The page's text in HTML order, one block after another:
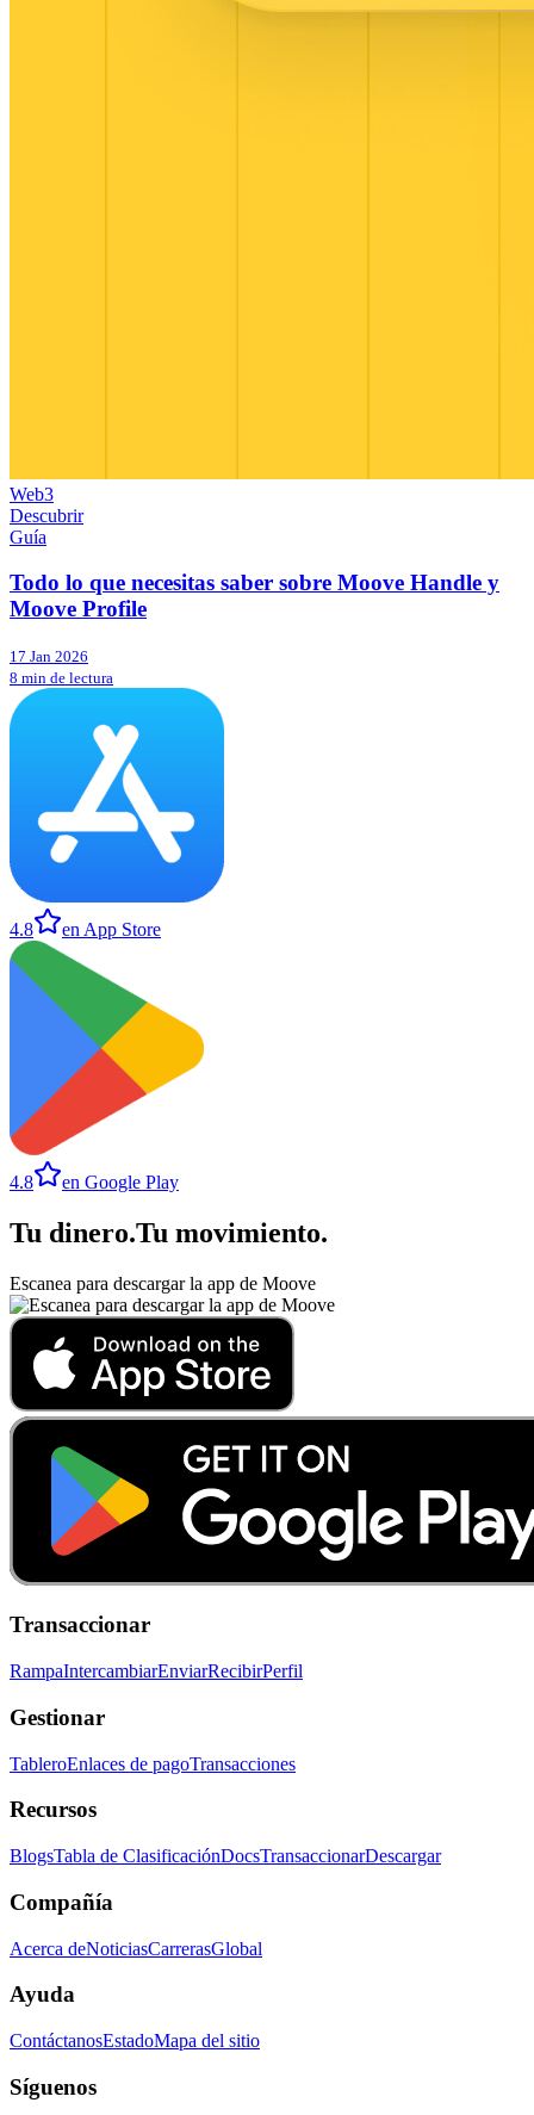
Web3
Descubrir
Guía
Todo lo que necesitas saber sobre Moove Handle y
Moove Profile
17 Jan 2026
8 min de lectura
4.8 en App Store
4.8 en Google Play
Tu dinero.Tu movimiento.
Escanea para descargar la app de Moove
Transaccionar
RampaIntercambiarEnviarRecibirPerfil
Gestionar
TableroEnlaces de pagoTransacciones
Recursos
BlogsTabla de ClasificaciónDocsTransaccionarDescargar
Compañía
Acerca deNoticiasCarrerasGlobal
Ayuda
ContáctanosEstadoMapa del sitio
Síguenos